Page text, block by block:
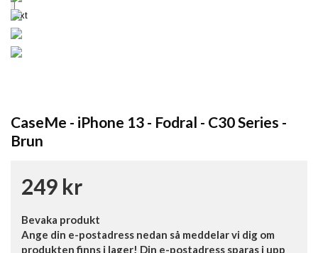
Next
CaseMe - iPhone 13 - Fodral - C30 Series -
Brun
249 kr
Bevaka produkt
Ange din e-postadress nedan så meddelar vi dig om
produkten finns i lager! Din e-postadress sparas i upp